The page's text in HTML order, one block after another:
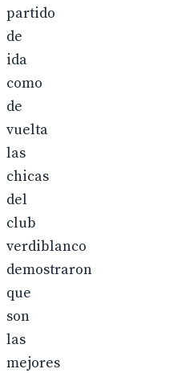
partido
de
ida
como
de
vuelta
las
chicas
del
club
verdiblanco
demostraron
que
son
las
mejores